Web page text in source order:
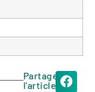
Partager
l'article